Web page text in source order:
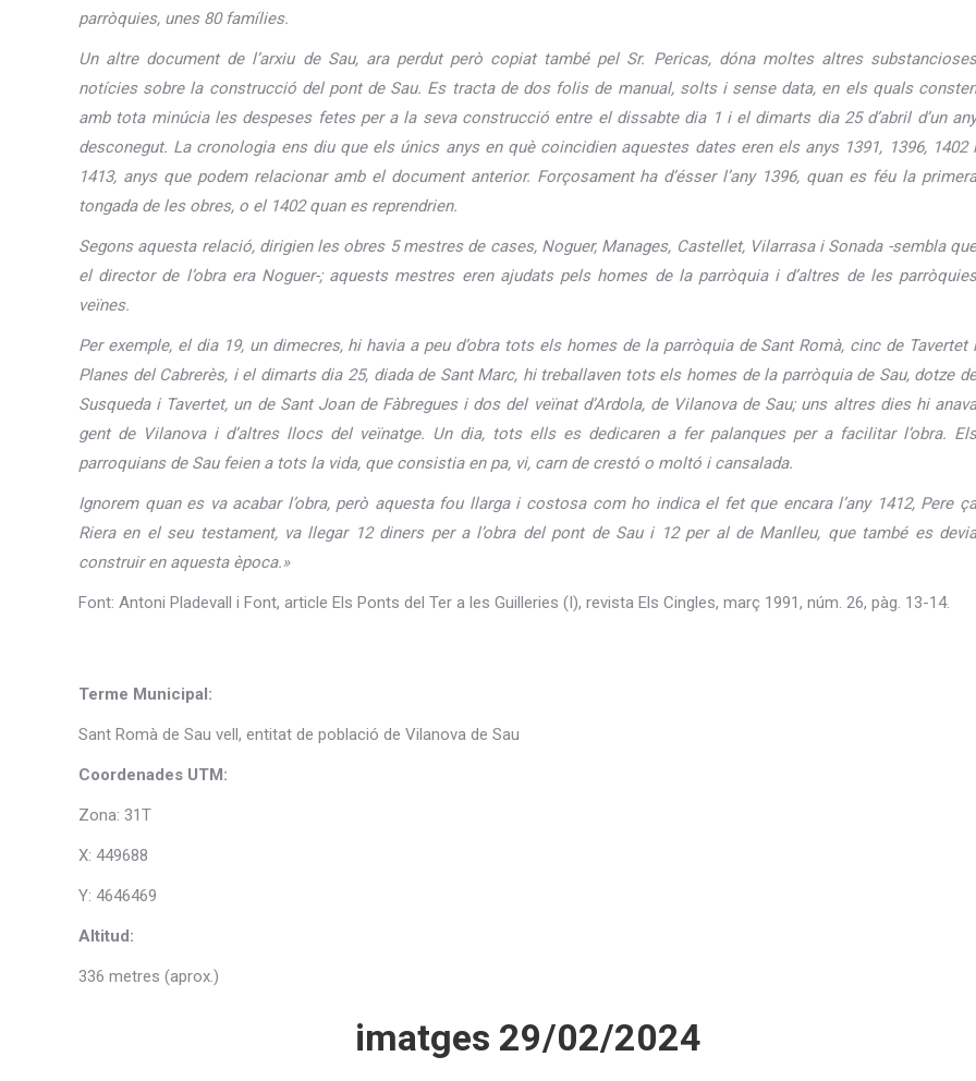
parròquies, unes 80 famílies.
Un altre document de l’arxiu de Sau, ara perdut però copiat també pel Sr. Pericas, dóna moltes altres substancioses
notícies sobre la construcció del pont de Sau. Es tracta de dos folis de manual, solts i sense data, en els quals consten
amb tota minúcia les despeses fetes per a la seva construcció entre el dissabte dia 1 i el dimarts dia 25 d’abril d’un any
desconegut. La cronologia ens diu que els únics anys en què coincidien aquestes dates eren els anys 1391, 1396, 1402 i
1413, anys que podem relacionar amb el document anterior. Forçosament ha d’ésser l’any 1396, quan es féu la primera
tongada de les obres, o el 1402 quan es reprendrien.
Segons aquesta relació, dirigien les obres 5 mestres de cases, Noguer, Manages, Castellet, Vilarrasa i Sonada -sembla que
el director de l’obra era Noguer-; aquests mestres eren ajudats pels homes de la parròquia i d’altres de les parròquies
veïnes.
Per exemple, el dia 19, un dimecres, hi havia a peu d’obra tots els homes de la parròquia de Sant Romà, cinc de Tavertet i
Planes del Cabrerès, i el dimarts dia 25, diada de Sant Marc, hi treballaven tots els homes de la parròquia de Sau, dotze de
Susqueda i Tavertet, un de Sant Joan de Fàbregues i dos del veïnat d’Ardola, de Vilanova de Sau; uns altres dies hi anava
gent de Vilanova i d’altres llocs del veïnatge. Un dia, tots ells es dedicaren a fer palanques per a facilitar l’obra. Els
parroquians de Sau feien a tots la vida, que consistia en pa, vi, carn de crestó o moltó i cansalada.
Ignorem quan es va acabar l’obra, però aquesta fou llarga i costosa com ho indica el fet que encara l’any 1412, Pere ça
Riera en el seu testament, va llegar 12 diners per a l’obra del pont de Sau i 12 per al de Manlleu, que també es devia
construir en aquesta època.»
Font: Antoni Pladevall i Font, article Els Ponts del Ter a les Guilleries (I), revista Els Cingles, març 1991, núm. 26, pàg. 13-14.
Terme Municipal:
Sant Romà de Sau vell, entitat de població de Vilanova de Sau
Coordenades UTM:
Zona: 31T
X: 449688
Y: 4646469
Altitud:
336 metres (aprox.)
imatges 29/02/2024